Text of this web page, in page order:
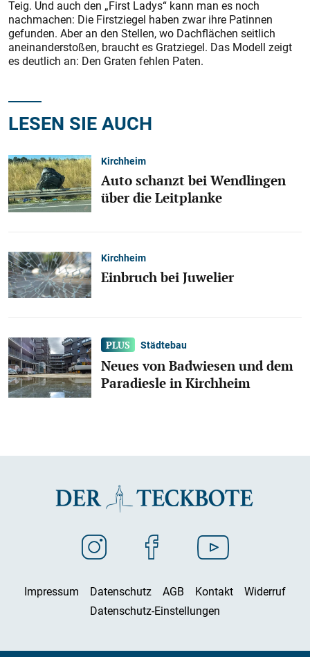
Teig. Und auch den „First Ladys“ kann man es noch
nachmachen: Die Firstziegel haben zwar ihre Patinnen
gefunden. Aber an den Stellen, wo Dachflächen seitlich
aneinanderstoßen, braucht es Gratziegel. Das Modell zeigt
es deutlich an: Den Graten fehlen Paten.
LESEN SIE AUCH
Kirchheim
Auto schanzt bei Wendlingen
über die Leitplanke
Kirchheim
Einbruch bei Juwelier
Städtebau
Neues von Badwiesen und dem
Paradiesle in Kirchheim
Impressum Datenschutz AGB Kontakt
Widerruf
Datenschutz-Einstellungen